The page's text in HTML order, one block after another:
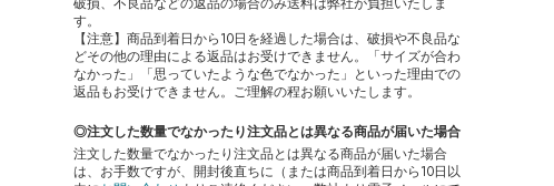
す。
【注意】商品到着日から10日を経過した場合は、破損や不良品な
どその他の理由による返品はお受けできません。「サイズが合わ
なかった」「思っていたような色でなかった」といった理由での
返品もお受けできません。ご理解の程お願いいたします。
◎注文した数量でなかったり注文品とは異なる商品が届いた場合
注文した数量でなかったり注文品とは異なる商品が届いた場合
は、お手数ですが、開封後直ちに（または商品到着日から10日以